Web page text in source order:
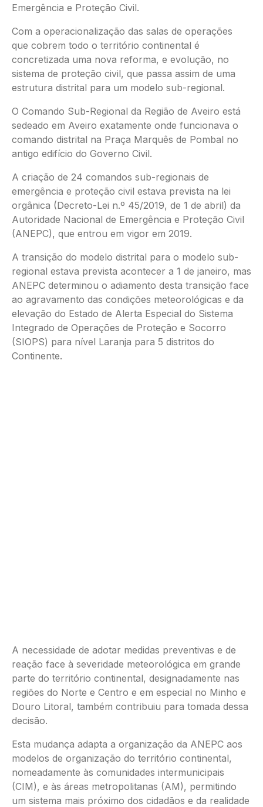
Emergência e Proteção Civil.
Com a operacionalização das salas de operações
que cobrem todo o território continental é
concretizada uma nova reforma, e evolução, no
sistema de proteção civil, que passa assim de uma
estrutura distrital para um modelo sub-regional.
O Comando Sub-Regional da Região de Aveiro está
sedeado em Aveiro exatamente onde funcionava o
comando distrital na Praça Marquês de Pombal no
antigo edifício do Governo Civil.
A criação de 24 comandos sub-regionais de
emergência e proteção civil estava prevista na lei
orgânica (Decreto-Lei n.º 45/2019, de 1 de abril) da
Autoridade Nacional de Emergência e Proteção Civil
(ANEPC), que entrou em vigor em 2019.
A transição do modelo distrital para o modelo sub-
regional estava prevista acontecer a 1 de janeiro, mas
ANEPC determinou o adiamento desta transição face
ao agravamento das condições meteorológicas e da
elevação do Estado de Alerta Especial do Sistema
Integrado de Operações de Proteção e Socorro
(SIOPS) para nível Laranja para 5 distritos do
Continente.
A necessidade de adotar medidas preventivas e de
reação face à severidade meteorológica em grande
parte do território continental, designadamente nas
regiões do Norte e Centro e em especial no Minho e
Douro Litoral, também contribuiu para tomada dessa
decisão.
Esta mudança adapta a organização da ANEPC aos
modelos de organização do território continental,
nomeadamente às comunidades intermunicipais
(CIM), e às áreas metropolitanas (AM), permitindo
um sistema mais próximo dos cidadãos e da realidade